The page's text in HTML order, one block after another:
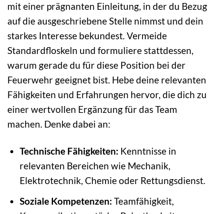
mit einer prägnanten Einleitung, in der du Bezug
auf die ausgeschriebene Stelle nimmst und dein
starkes Interesse bekundest. Vermeide
Standardfloskeln und formuliere stattdessen,
warum gerade du für diese Position bei der
Feuerwehr geeignet bist. Hebe deine relevanten
Fähigkeiten und Erfahrungen hervor, die dich zu
einer wertvollen Ergänzung für das Team
machen. Denke dabei an:
Technische Fähigkeiten: Kenntnisse in
relevanten Bereichen wie Mechanik,
Elektrotechnik, Chemie oder Rettungsdienst.
Soziale Kompetenzen: Teamfähigkeit,